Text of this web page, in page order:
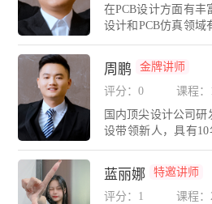
信息处理产业化分会
图学学会技能鉴定专
业技能大赛（电子类
业培训基地指导专
队攻关军工、航天、
领域的高精尖设计与
在PCB设计方面有
设计和PCB仿真领域
理念。精通Cadence
igrity等多种PCB设
司团队长期奋战在硬
盖的设计包括：计算
医疗仪器设备，交
等，有着丰富的产品
周鹏
金牌讲师
评分：0
课程：
国内顶尖设计公司
设带领新人，具有10
DA无忧学院金牌讲师
ADS、Altium
种EDA设计与仿真工
企业进行高速PCB实
蓝丽娜
特邀讲师
评分：1
课程：